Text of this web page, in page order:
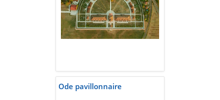
Ode pavillonnaire